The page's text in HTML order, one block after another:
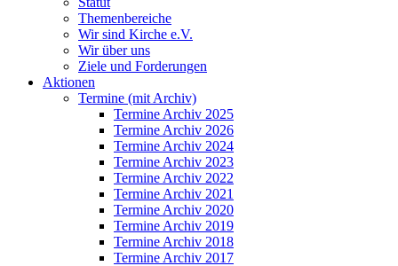
Themenbereiche
Wir sind Kirche e.V.
Wir über uns
Ziele und Forderungen
Aktionen
Termine (mit Archiv)
Termine Archiv 2025
Termine Archiv 2026
Termine Archiv 2024
Termine Archiv 2023
Termine Archiv 2022
Termine Archiv 2021
Termine Archiv 2020
Termine Archiv 2019
Termine Archiv 2018
Termine Archiv 2017